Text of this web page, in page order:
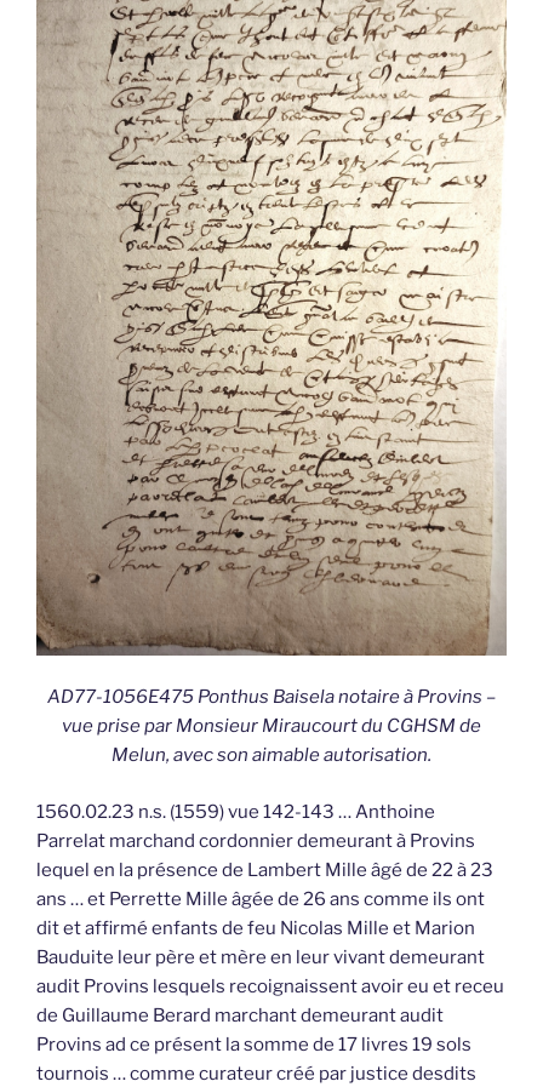
AD77-1056E475 Ponthus Baisela notaire à Provins –
vue prise par Monsieur Miraucourt du CGHSM de
Melun, avec son aimable autorisation.
1560.02.23 n.s. (1559) vue 142-143 … Anthoine
Parrelat marchand cordonnier demeurant à Provins
lequel en la présence de Lambert Mille âgé de 22 à 23
ans … et Perrette Mille âgée de 26 ans comme ils ont
dit et affirmé enfants de feu Nicolas Mille et Marion
Bauduite leur père et mère en leur vivant demeurant
audit Provins lesquels recoignaissent avoir eu et receu
de Guillaume Berard marchant demeurant audit
Provins ad ce présent la somme de 17 livres 19 sols
tournois … comme curateur créé par justice desdits